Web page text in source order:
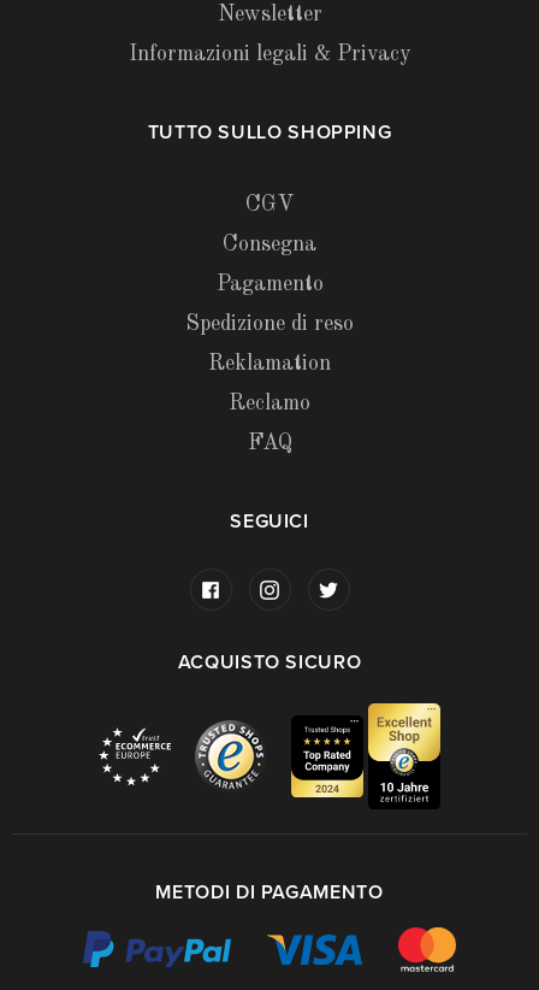
Newsletter
Informazioni legali & Privacy
TUTTO SULLO SHOPPING
CGV
Consegna
Pagamento
Spedizione di reso
Reklamation
Reclamo
FAQ
SEGUICI
ACQUISTO SICURO
METODI DI PAGAMENTO